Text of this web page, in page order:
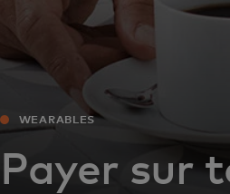
WEARABLES‎
Payer sur